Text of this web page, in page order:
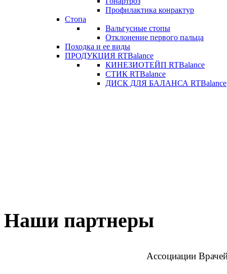
Профилактика конрактур
Стопа
Вальгусные стопы
Отклонение первого пальца
Походка и ее виды
ПРОДУКЦИЯ RTBalance
КИНЕЗИОТЕЙП RTBalance
СТИК RTBalance
ДИСК ДЛЯ БАЛАНСА RTBalance
Наши партнеры
Ассоциации